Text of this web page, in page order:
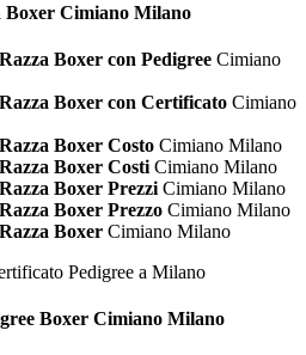
Boxer Cimiano Milano
Boxer con Pedigree Cimiano
Boxer con Certificato Cimiano
Boxer Costo Cimiano Milano
Boxer Costi Cimiano Milano
Boxer Prezzi Cimiano Milano
Boxer Prezzo Cimiano Milano
Boxer Cimiano Milano
Boxer Cimiano Milano